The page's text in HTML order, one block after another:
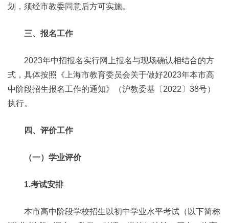
划，须经市教委同意后方可实施。
三、报名工作
2023年中招报名实行网上报名与现场确认相结合的方
式，具体按照《上海市教育委员会关于做好2023年本市高
中阶段招生报名工作的通知》（沪教委基〔2022〕38号）
执行。
四、评价工作
（一）学业评价
1.考试安排
本市高中阶段学校招生以初中学业水平考试（以下简称